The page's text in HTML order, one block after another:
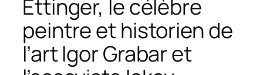
Ettinger, le célèbre
peintre et historien de
l’art Igor Grabar et